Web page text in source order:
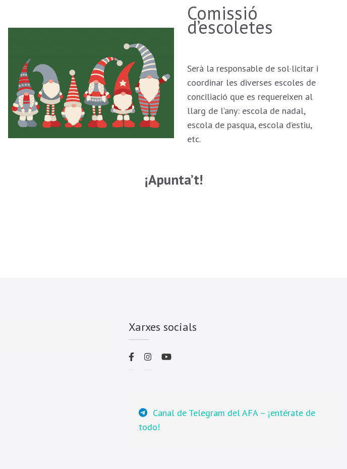
Comissió
d’escoletes
Serà la responsable de sol·licitar i
coordinar les diverses escoles de
conciliació que es requereixen al
llarg de l’any: escola de nadal,
escola de pasqua, escola d’estiu,
etc.
¡Apunta’t!
Xarxes socials
Canal de Telegram del AFA – ¡entérate de
todo!